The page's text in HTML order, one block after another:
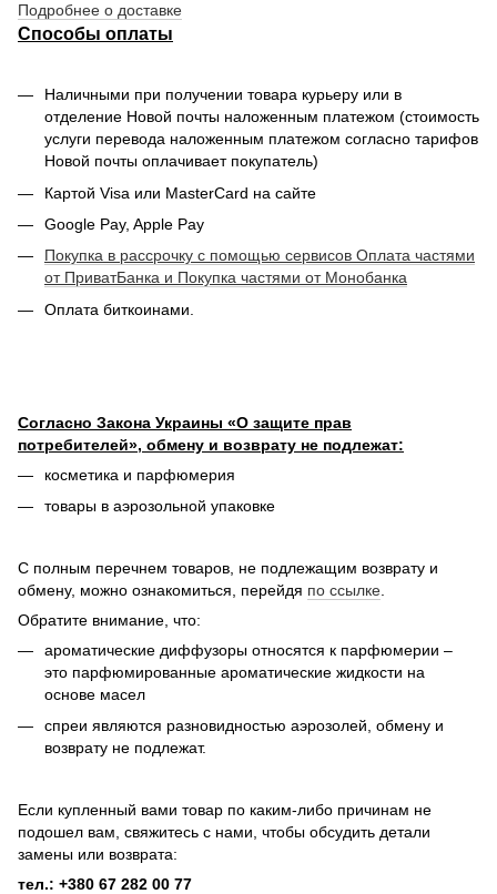
Подробнее о доставке
Способы оплаты
Наличными при получении товара курьеру или в
отделение Новой почты наложенным платежом (стоимость
услуги перевода наложенным платежом согласно тарифов
Новой почты оплачивает покупатель)
Картой Visa или MasterCard на сайте
Google Pay, Apple Pay
Покупка в рассрочку с помощью сервисов Оплата частями
от ПриватБанка и Покупка частями от Монобанка
Оплата биткоинами.
Согласно Закона Украины «О защите прав
потребителей», обмену и возврату не подлежат:
косметика и парфюмерия
товары в аэрозольной упаковке
С полным перечнем товаров, не подлежащим возврату и
обмену, можно ознакомиться, перейдя по ссылке
Обратите внимание, что:
ароматические диффузоры относятся к парфюмерии –
это парфюмированные ароматические жидкости на
основе масел
спреи являются разновидностью аэрозолей, обмену и
возврату не подлежат.
Если купленный вами товар по каким-либо причинам не
подошел вам, свяжитесь с нами, чтобы обсудить детали
замены или возврата:
тел.: +380 67 282 00 77